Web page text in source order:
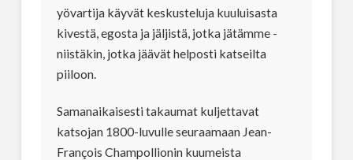
yövartija käyvät keskusteluja kuuluisasta
kivestä, egosta ja jäljistä, jotka jätämme -
niistäkin, jotka jäävät helposti katseilta
piiloon.
Samanaikaisesti takaumat kuljettavat
katsojan 1800-luvulle seuraamaan Jean-
François Champollionin kuumeista